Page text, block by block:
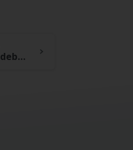
Todo lo que debes saber sobre el fondo de solidaridad